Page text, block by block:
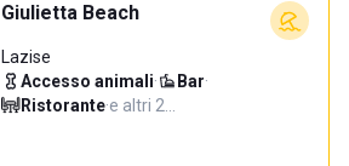
Giulietta Beach
Lazise
Accesso animali· Bar·
Ristorante·e altri 2…